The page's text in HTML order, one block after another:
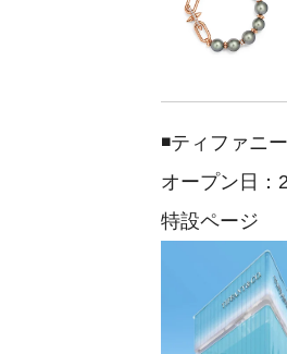
◾️ティファニ
オープン日：
特設ページ